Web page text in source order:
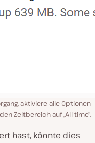
aktiviere alle Optionen
Zeitbereich auf „All time“.
hast, könnte dies